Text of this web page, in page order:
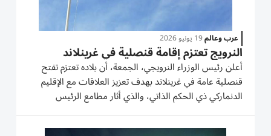
عرب وعالم19 يونيو 2026
النرويج تعتزم إقامة قنصلية في غرينلاند
أعلن رئيس الوزراء النرويجي، الجمعة، أن بلاده تعتزم تفتح
قنصلية عامة في غرينلاند بهدف تعزيز العلاقات مع الإقليم
الدنماركي ذي الحكم الذاتي، والذي أثار مطامع الرئيس
الأمريكي دونالد ترامب. وقال يوناس غار ستور خلال مؤتمره
الصحفي نصف السنوي: «قررنا إقامة قنصلية عامة في نوك...